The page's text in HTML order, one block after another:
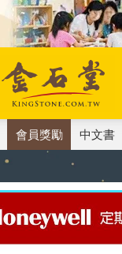
會員獎勵 中文書